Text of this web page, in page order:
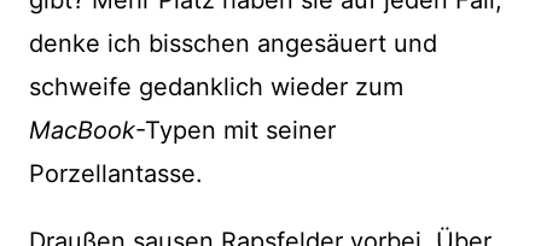
denke ich bisschen angesäuert und
schweife gedanklich wieder zum
MacBook-Typen mit seiner
Porzellantasse.